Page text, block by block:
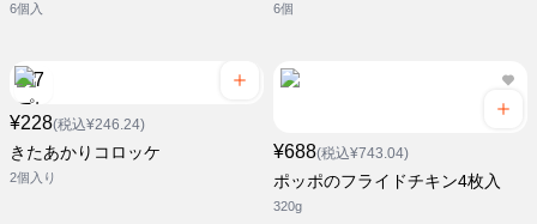
6個入 6個
¥228(税込¥246.24)
きたあかりコロッケ
2個入り
¥688(税込¥743.04)
ポッポのフライドチキン4枚入
320g